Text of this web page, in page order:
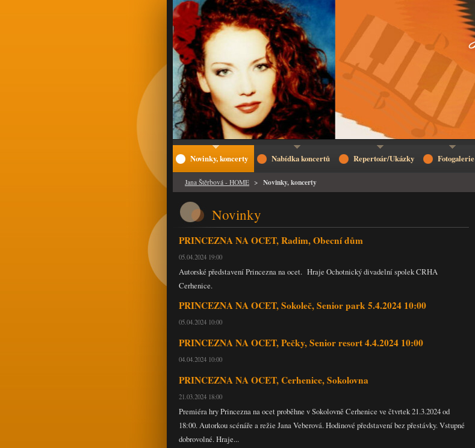
Jana Štěrbová - HOME > Novinky, koncerty
Novinky
PRINCEZNA NA OCET, Radim, Obecní dům
05.04.2024 19:00
Autorské představení Princezna na ocet. Hraje Ochotnický divadelní spolek CRHA
Cerhenice.
PRINCEZNA NA OCET, Sokoleč, Senior park 5.4.2024 10:00
05.04.2024 10:00
PRINCEZNA NA OCET, Pečky, Senior resort 4.4.2024 10:00
04.04.2024 10:00
PRINCEZNA NA OCET, Cerhenice, Sokolovna
21.03.2024 18:00
Premiéra hry Princezna na ocet proběhne v Sokolovně Cerhenice ve čtvrtek 21.3.2024 od
18:00. Autorkou scénáře a režie Jana Veberová. Hodinové představení bez přestávky. Vstupné
dobrovolné. Hraje...
Novinky, koncerty Nabídka koncertů Repertoár/Ukázky Fotogalerie